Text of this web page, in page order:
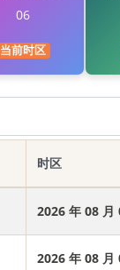
06
当前时区
时区
2026 年 08 月
2026 年 08 月